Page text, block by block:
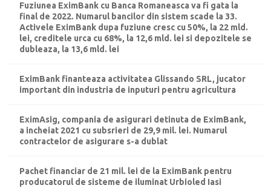
Fuziunea EximBank cu Banca Romaneasca va fi gata la
final de 2022. Numarul bancilor din sistem scade la 33.
Activele EximBank dupa fuziune cresc cu 50%, la 22 mld.
lei, creditele urca cu 68%, la 12,6 mld. lei si depozitele se
dubleaza, la 13,6 mld. lei
EximBank finanteaza activitatea Glissando SRL, jucator
important din industria de inputuri pentru agricultura
EximAsig, compania de asigurari detinuta de EximBank,
a incheiat 2021 cu subsrieri de 29,9 mil. lei. Numarul
contractelor de asigurare s-a dublat
Pachet financiar de 21 mil. lei de la EximBank pentru
producatorul de sisteme de iluminat Urbioled Iasi